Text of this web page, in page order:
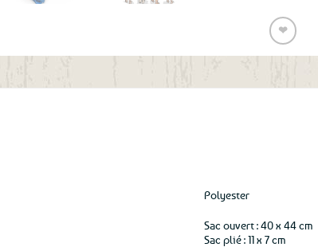
❤
Ajouter
Polyester
Sac ouvert : 40 x 44 cm
Sac plié : 11 x 7 cm